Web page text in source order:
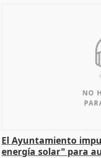
El Ayuntamiento
energía solar" para